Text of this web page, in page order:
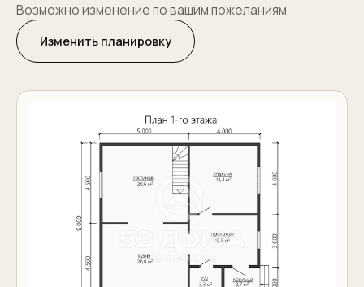
Возможно изменение по вашим пожеланиям
Изменить планировку